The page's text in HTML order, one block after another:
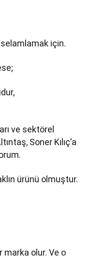
için.
ve sektörel
Soner Kılıç’a
ürünü olmuştur.
marka olur. Ve o